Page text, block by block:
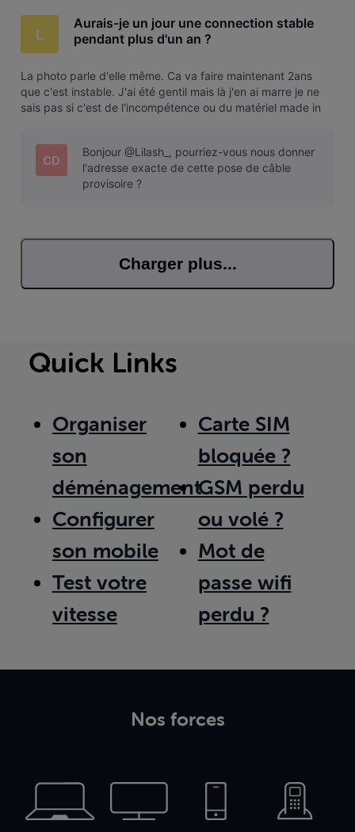
L
Aurais-je un jour une connection stable
pendant plus d'un an ?
La photo parle d'elle même. Ca va faire maintenant 2ans
que c'est instable. J'ai été gentil mais là j'en ai marre je ne
sais pas si c'est de l'incompétence ou du matériel made in
CD
Bonjour @Lilash_, pourriez-vous nous donner
l'adresse exacte de cette pose de câble
provisoire ?
Charger plus...
Quick Links
Organiser
son
déménagement
Configurer
son mobile
Test votre
vitesse
Carte SIM
bloquée ?
GSM perdu
ou volé ?
Mot de
passe wifi
perdu ?
Nos forces